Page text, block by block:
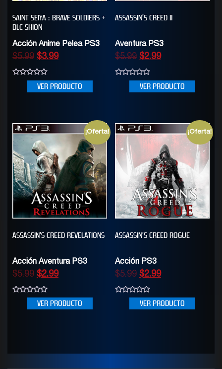
SAINT SEIYA : BRAVE SOLDIERS +
DLC SHION
Acción Anime Pelea PS3
$5.99 $3.99
VER PRODUCTO
ASSASSIN’S CREED II
Aventura PS3
$5.99 $2.99
VER PRODUCTO
¡Oferta!
ASSASSIN’S CREED REVELATIONS
Acción Aventura PS3
$5.99 $2.99
VER PRODUCTO
¡Oferta!
ASSASSIN’S CREED ROGUE
Acción PS3
$5.99 $2.99
VER PRODUCTO